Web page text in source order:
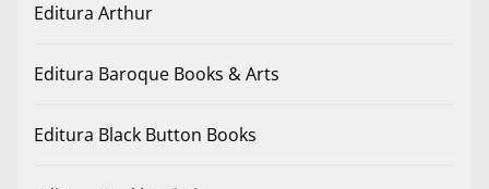
Editura Arthur
Editura Baroque Books & Arts
Editura Black Button Books